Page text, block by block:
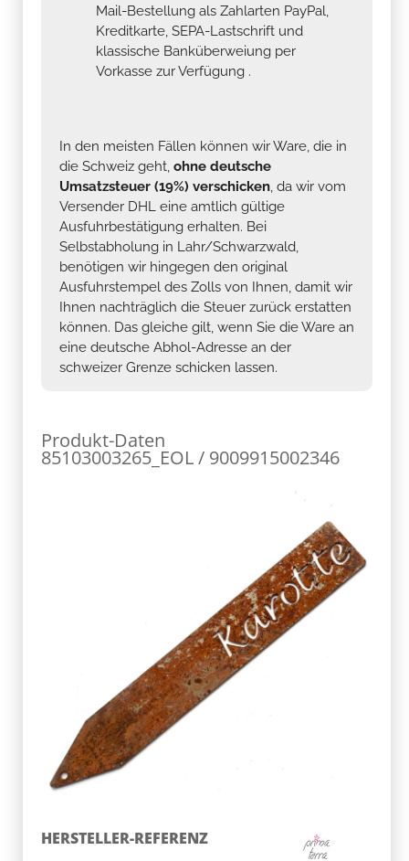
Mail-Bestellung als Zahlarten PayPal,
Kreditkarte, SEPA-Lastschrift und
klassische Banküberweiung per
Vorkasse zur Verfügung .
In den meisten Fällen können wir Ware, die in
die Schweiz geht, ohne deutsche
Umsatzsteuer (19%) verschicken, da wir vom
Versender DHL eine amtlich gültige
Ausfuhrbestätigung erhalten. Bei
Selbstabholung in Lahr/Schwarzwald,
benötigen wir hingegen den original
Ausfuhrstempel des Zolls von Ihnen, damit wir
Ihnen nachträglich die Steuer zurück erstatten
können. Das gleiche gilt, wenn Sie die Ware an
eine deutsche Abhol-Adresse an der
schweizer Grenze schicken lassen.
Produkt-Daten
85103003265_EOL / 9009915002346
HERSTELLER-REFERENZ